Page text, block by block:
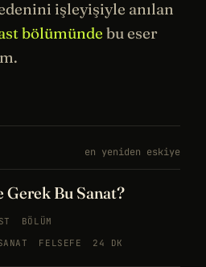
işleyişiyle anılan
bölümünde bu eser
en yeniden eskiye
Gerek Bu Sanat?
BÖLÜM
FELSEFE 24 DK